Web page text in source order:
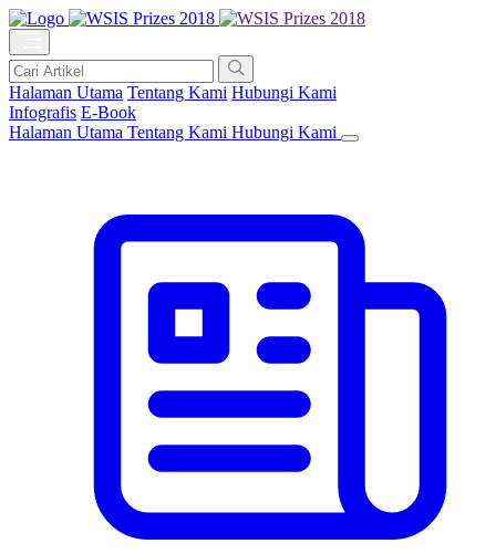
Halaman Utama Tentang Kami Hubungi Kami
Infografis E-Book
Halaman Utama Tentang Kami Hubungi Kami